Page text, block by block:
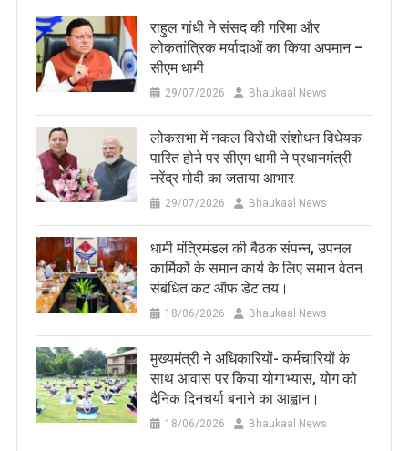
राहुल गांधी ने संसद की गरिमा और
लोकतांत्रिक मर्यादाओं का किया अपमान –
सीएम धामी
29/07/2026 Bhaukaal News
लोकसभा में नकल विरोधी संशोधन विधेयक
पारित होने पर सीएम धामी ने प्रधानमंत्री
नरेंद्र मोदी का जताया आभार
29/07/2026 Bhaukaal News
धामी मंत्रिमंडल की बैठक संपन्न, उपनल
कार्मिकों के समान कार्य के लिए समान वेतन
संबंधित कट ऑफ डेट तय।
18/06/2026 Bhaukaal News
मुख्यमंत्री ने अधिकारियों- कर्मचारियों के
साथ आवास पर किया योगाभ्यास, योग को
दैनिक दिनचर्या बनाने का आह्वान।
18/06/2026 Bhaukaal News